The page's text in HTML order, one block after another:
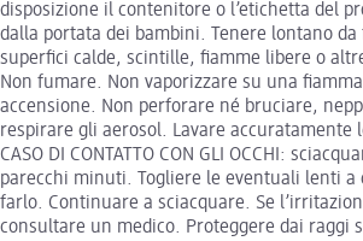
disposizione il contenitore o l’etichetta del
dalla portata dei bambini. Tenere lontano
superfici calde, scintille, fiamme libere o
Non fumare. Non vaporizzare su una
accensione. Non perforare né bruciare,
respirare gli aerosol. Lavare accuratamente
CASO DI CONTATTO CON GLI OCCHI:
parecchi minuti. Togliere le eventuali lenti a
farlo. Continuare a sciacquare. Se
consultare un medico. Proteggere dai raggi